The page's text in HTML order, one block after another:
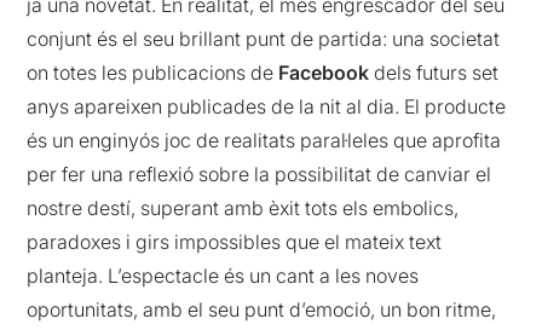
ja una novetat. En realitat, el més engrescador del seu
conjunt és el seu brillant punt de partida: una societat
on totes les publicacions de Facebook dels futurs set
anys apareixen publicades de la nit al dia. El producte
és un enginyós joc de realitats paral·leles que aprofita
per fer una reflexió sobre la possibilitat de canviar el
nostre destí, superant amb èxit tots els embolics,
paradoxes i girs impossibles que el mateix text
planteja. L’espectacle és un cant a les noves
oportunitats, amb el seu punt d’emoció, un bon ritme,